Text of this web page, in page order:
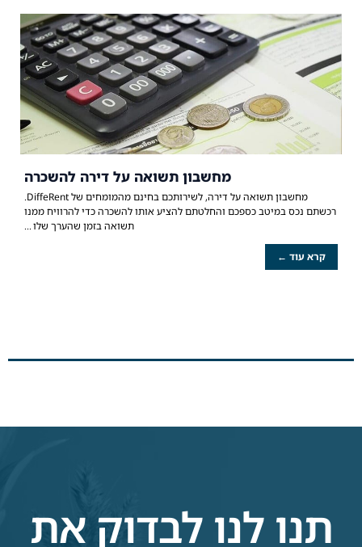
מחשבון תשואה על דירה להשכרה
מחשבון תשואה על דירה, לשירותכם בחינם מהמומחים של DiffeRent.
רכשתם נכס במיטב כספכם והחלטתם להציע אותו להשכרה כדי להרוויח ממנו
תשואה בזמן שהערך שלו
קרא עוד ←
תנו לנו לבדוק את